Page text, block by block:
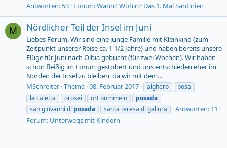
Antworten: 53 Forum:Wann? Wohin? Das 1. Mal Sardinien
M Nördlicher Teil der Insel im Juni
Liebes Forum, Wir sind eine junge Familie mit Kleinkind (zum
Zeitpunkt unserer Reise ca. 1 1/2 Jahre) und haben bereits unsere
Flüge für Juni nach Olbia gebucht (für zwei Wochen). Wir haben
schon fleißig im Forum gestöbert und uns entschieden eher im
Norden der Insel zu bleiben, da wir mit dem...
MSchreiter Thema 08. Februar 2017 alghero
bosa
la caletta
orosei ort bummeln
posada
san giovanni di posada santa teresa di gallura
Antworten: 11
Forum: Unterwegs mit Kindern